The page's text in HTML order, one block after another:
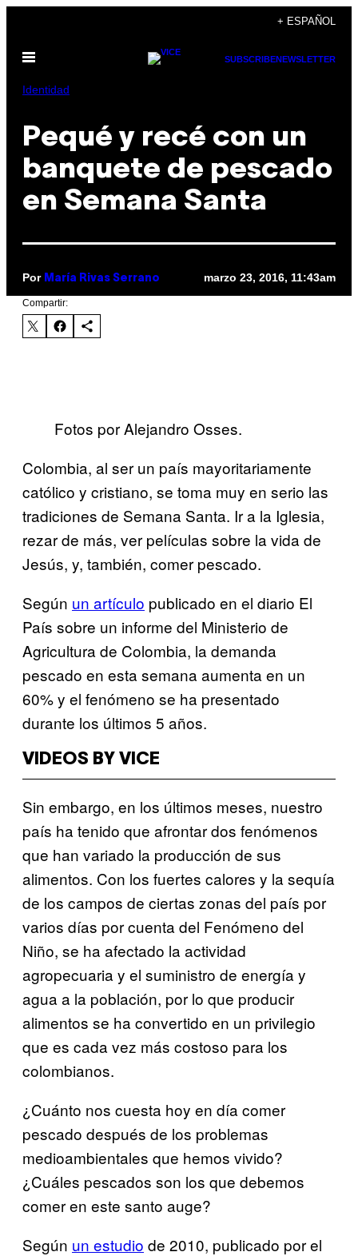
contenido
+ ESPAÑOL
Abrir
SUBSCRIBENEWSLETTER
Identidad
Pequé y recé con un
banquete de pescado
en Semana Santa
Por María Rivas Serrano marzo 23, 2016, 11:43am
Compartir:
Fotos por Alejandro Osses.
Colombia, al ser un país mayoritariamente
católico y cristiano, se toma muy en serio las
tradiciones de Semana Santa. Ir a la Iglesia,
rezar de más, ver películas sobre la vida de
Jesús, y, también, comer pescado.
Según un artículo publicado en el diario El
País sobre un informe del Ministerio de
Agricultura de Colombia, la demanda
pescado en esta semana aumenta en un
60% y el fenómeno se ha presentado
durante los últimos 5 años.
VIDEOS BY VICE
Sin embargo, en los últimos meses, nuestro
país ha tenido que afrontar dos fenómenos
que han variado la producción de sus
alimentos. Con los fuertes calores y la sequía
de los campos de ciertas zonas del país por
varios días por cuenta del Fenómeno del
Niño, se ha afectado la actividad
agropecuaria y el suministro de energía y
agua a la población, por lo que producir
alimentos se ha convertido en un privilegio
que es cada vez más costoso para los
colombianos.
¿Cuánto nos cuesta hoy en día comer
pescado después de los problemas
medioambientales que hemos vivido?
¿Cuáles pescados son los que debemos
comer en este santo auge?
Según un estudio de 2010, publicado por el